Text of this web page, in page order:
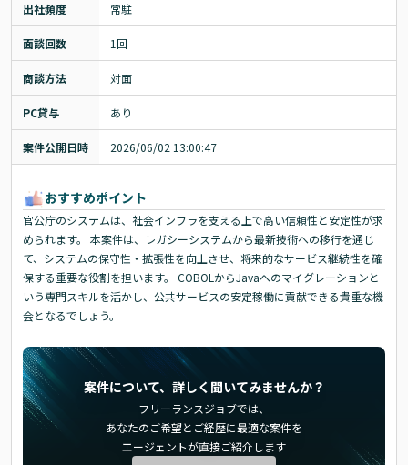
出社頻度 常駐
面談回数 1回
商談方法 対面
PC貸与 あり
案件公開日時 2026/06/02 13:00:47
おすすめポイント
官公庁のシステムは、社会インフラを支える上で高い信頼性と安定性が求
められます。 本案件は、レガシーシステムから最新技術への移行を通じ
て、システムの保守性・拡張性を向上させ、将来的なサービス継続性を確
保する重要な役割を担います。 COBOLからJavaへのマイグレーションと
いう専門スキルを活かし、公共サービスの安定稼働に貢献できる貴重な機
会となるでしょう。
案件について、詳しく聞いてみませんか？
フリーランスジョブでは、
あなたのご希望とご経歴に最適な案件を
エージェントが直接ご紹介します